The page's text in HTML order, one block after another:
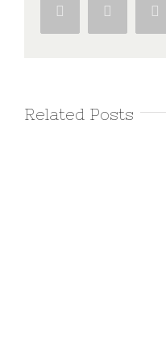
Facebook Twitter
Related Posts